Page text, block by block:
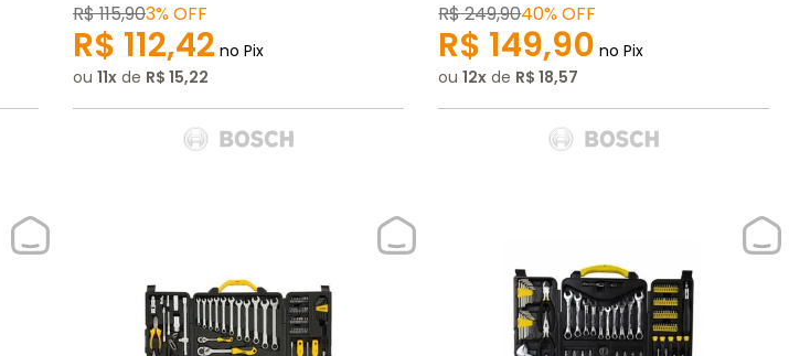
R$115,903%OFF
R$ 112,42 no Pix
ou 11 de R$ 15,22
R$249,9040%OFF
R$ 149,90 no Pix
ou12 de R$ 18,57